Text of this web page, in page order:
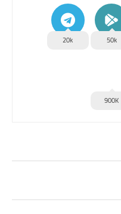
50k
20k
900K